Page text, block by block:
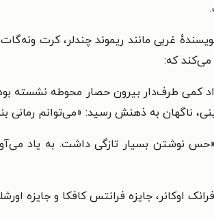
غربی مانند ریموند چندلر، کرت ونه‌گات و
رفته بود. تعداد کمی طرف‌دار بیرون حصار محوطه
ناگهان به ذهنش رسید: «می‌توانم رمانی
نوشتن بسیار تازگی داشت. به یاد
اوکانر، جایزه فرانتس کافکا و جایزه